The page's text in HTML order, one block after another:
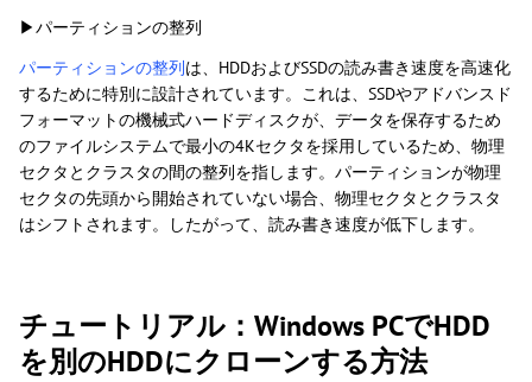
▶パーティションの整列
パーティションの整列 は、HDDおよびSSDの読み書き速度を高速化
するために特別に設計されています。これは、SSDやアドバンスド
フォーマットの機械式ハードディスクが、データを保存するため
のファイルシステムで最小の4Kセクタを採用しているため、物理
セクタとクラスタの間の整列を指します。パーティションが物理
セクタの先頭から開始されていない場合、物理セクタとクラスタ
はシフトされます。したがって、読み書き速度が低下します。
チュートリアル：Windows PCでHDD
を別のHDDにクローンする方法